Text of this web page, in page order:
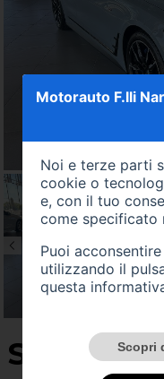
SU
Motorauto F.lli
Noi e terze parti
cookie o
e, con il tuo
come specificato
Puoi
utilizzando il
questa
Scopri